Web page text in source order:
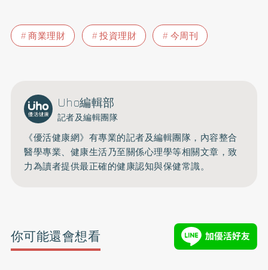
商業理財 投資理財 今周刊
Uho編輯部
記者及編輯團隊
《優活健康網》有專業的記者及編輯團隊，內容整合
醫學專業、健康生活乃至關係心理學等相關文章，致
力為讀者提供最正確的健康認知與保健常識。
你可能還會想看